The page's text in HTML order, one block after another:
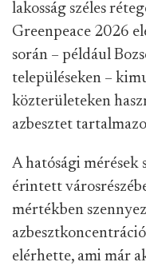
lakosság széles
Greenpeace 2026
során – például
településeken –
közterületeken
azbesztet
A hatósági
érintett
mértékben
elérhette, ami már